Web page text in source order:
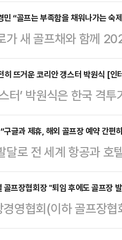
골프 스윙을 체득하는
라도 골프는 대표적인 ‘
에 큰 도움이 될 수 있
주로 골프 레슨을 진행
화과정을 수료했고, 어
을 …
민 “골프는 부족함을 채워나가는 숙
가 새 골프채와 함께
고 늘씬한 외모로 큰 주
정도 남다른 이가 바로
튜버 등 고경민을 수
도 ‘레슨하는 사람’이
러웨이와 함께 하게 될
.Q : 골프채를 바꿨다.
히 뜨거운 코리안 갱스터 박원식 [인
터’ 박원식은 한국 격
뷔해 큰 주목을 받았
나 심각한 목 부상으
적으로 이뤄지며 다시
어 미국 유학길에 오른
겠다는 일념 하나로
무대에서 그토록 바라
구글과 제휴, 해외 골프장 예약 간편
달로 전 세계 항공과 호
. 소비자 입장에서 가고
텔에서 묵을지 한 눈
든 것이 가능한 이유
스템)가 도입됐기 때
골프장협회장 "퇴임 후에도 골프장
영협회(이하 골프장
한 국민의 건강 증진